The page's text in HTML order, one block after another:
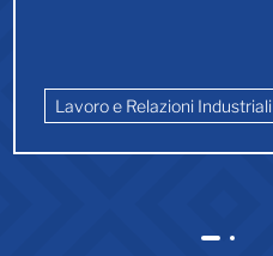
Lavoro e Relazioni Industriali
1 2